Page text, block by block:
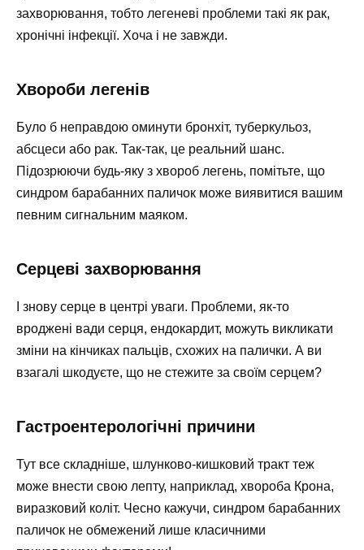
захворювання, тобто легеневі проблеми такі як рак,
хронічні інфекції. Хоча і не завжди.
Хвороби легенів
Було б неправдою оминути бронхіт, туберкульоз,
абсцеси або рак. Так-так, це реальний шанс.
Підозрюючи будь-яку з хвороб легень, помітьте, що
синдром барабанних паличок може виявитися вашим
певним сигнальним маяком.
Серцеві захворювання
І знову серце в центрі уваги. Проблеми, як-то
вроджені вади серця, ендокардит, можуть викликати
зміни на кінчиках пальців, схожих на палички. А ви
взагалі шкодуєте, що не стежите за своїм серцем?
Гастроентерологічні причини
Тут все складніше, шлунково-кишковий тракт теж
може внести свою лепту, наприклад, хвороба Крона,
виразковий коліт. Чесно кажучи, синдром барабанних
паличок не обмежений лише класичними